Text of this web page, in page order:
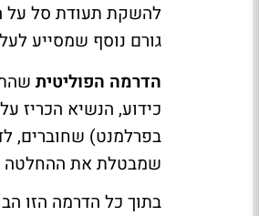
להשקת תעודת סל על
גורם נוסף שמסייע
הדרמה הפוליטית
כידוע, הנשיא הכריז
בפרלמנט) שחוברים,
שמבטלת את ההחלטה
בתוך כל הדרמה הזו